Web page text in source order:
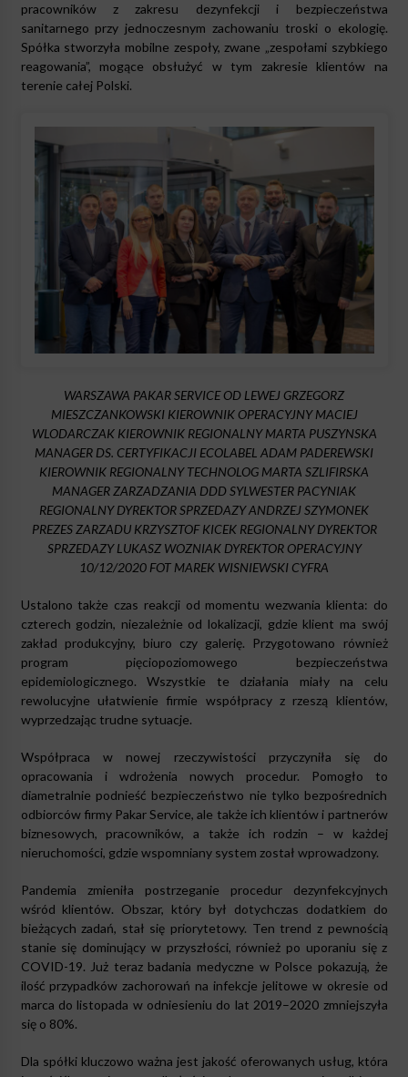
pracowników z zakresu dezynfekcji i bezpieczeństwa
sanitarnego przy jednoczesnym zachowaniu troski o ekologię.
Spółka stworzyła mobilne zespoły, zwane „zespołami szybkiego
reagowania”, mogące obsłużyć w tym zakresie klientów na
terenie całej Polski.
WARSZAWA PAKAR SERVICE OD LEWEJ GRZEGORZ
MIESZCZANKOWSKI KIEROWNIK OPERACYJNY MACIEJ
WLODARCZAK KIEROWNIK REGIONALNY MARTA PUSZYNSKA
MANAGER DS. CERTYFIKACJI ECOLABEL ADAM PADEREWSKI
KIEROWNIK REGIONALNY TECHNOLOG MARTA SZLIFIRSKA
MANAGER ZARZADZANIA DDD SYLWESTER PACYNIAK
REGIONALNY DYREKTOR SPRZEDAZY ANDRZEJ SZYMONEK
PREZES ZARZADU KRZYSZTOF KICEK REGIONALNY DYREKTOR
SPRZEDAZY LUKASZ WOZNIAK DYREKTOR OPERACYJNY
10/12/2020 FOT MAREK WISNIEWSKI CYFRA
Ustalono także czas reakcji od momentu wezwania klienta: do
czterech godzin, niezależnie od lokalizacji, gdzie klient ma swój
zakład produkcyjny, biuro czy galerię. Przygotowano również
program pięciopoziomowego bezpieczeństwa
epidemiologicznego. Wszystkie te działania miały na celu
rewolucyjne ułatwienie firmie współpracy z rzeszą klientów,
wyprzedzając trudne sytuacje.
Współpraca w nowej rzeczywistości przyczyniła się do
opracowania i wdrożenia nowych procedur. Pomogło to
diametralnie podnieść bezpieczeństwo nie tylko bezpośrednich
odbiorców firmy Pakar Service, ale także ich klientów i partnerów
biznesowych, pracowników, a także ich rodzin – w każdej
nieruchomości, gdzie wspomniany system został wprowadzony.
Pandemia zmieniła postrzeganie procedur dezynfekcyjnych
wśród klientów. Obszar, który był dotychczas dodatkiem do
bieżących zadań, stał się priorytetowy. Ten trend z pewnością
stanie się dominujący w przyszłości, również po uporaniu się z
COVID-19. Już teraz badania medyczne w Polsce pokazują, że
ilość przypadków zachorowań na infekcje jelitowe w okresie od
marca do listopada w odniesieniu do lat 2019–2020 zmniejszyła
się o 80%.
Dla spółki kluczowo ważna jest jakość oferowanych usług, która